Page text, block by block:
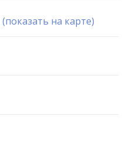
(показать на карте)